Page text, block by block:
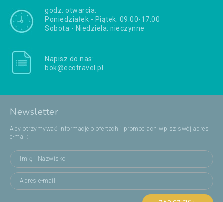
godz. otwarcia:
Poniedziałek - Piątek: 09:00-17:00
Sobota - Niedziela: nieczynne
Napisz do nas:
bok@ecotravel.pl
Newsletter
Aby otrzymywać informacje o ofertach i promocjach wpisz swój adres
e-mail: